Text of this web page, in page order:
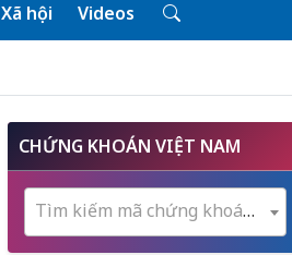
Xã hội Videos
CHỨNG KHOÁN VIỆT NAM
Tìm kiếm mã chứng khoán...